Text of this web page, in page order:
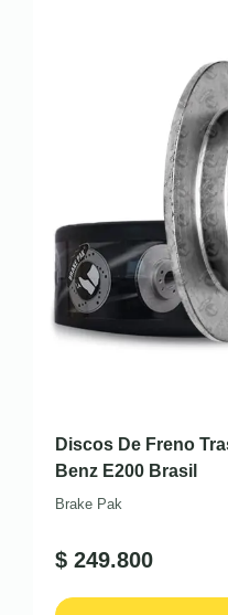
Discos De Freno
Benz E200 Brasil
Brake Pak
$ 249.800